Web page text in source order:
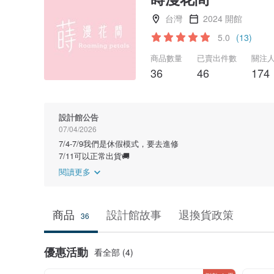
台灣
2024 開館
5.0 (13)
商品數量
36
已賣出件數
46
關注
174
設計館公告
07/04/2026
7/4-7/9我們是休假模式，要去進修
7/11可以正常出貨🚚
閱讀更多
商品 36 設計館故事 退換貨政策
優惠活動 看全部 (4)